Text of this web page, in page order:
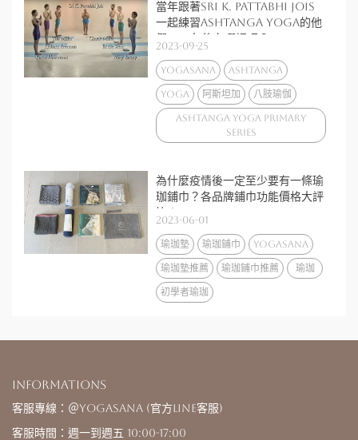
當年跟著Sri K. Pattabhi Jois
一起練習Ashtanga yoga的他
們，24年後在哪裡呢？
2023-09-25
yogasana Ashtanga
yoga 阿斯坦加 八肢瑜伽
Ashtanga Yoga Primary
Series
為什麼疫情後一定至少要有一條瑜
珈鋪巾？各品牌鋪巾功能價格大評
比！
2023-06-01
瑜珈墊 瑜珈鋪巾 yogasana
瑜珈墊推薦 瑜珈鋪巾推薦 瑜珈
初學者瑜珈
Informations
客服專線：＠yogasana (官方LINE客服)
客服時間：週一到週五 10:00-17:00